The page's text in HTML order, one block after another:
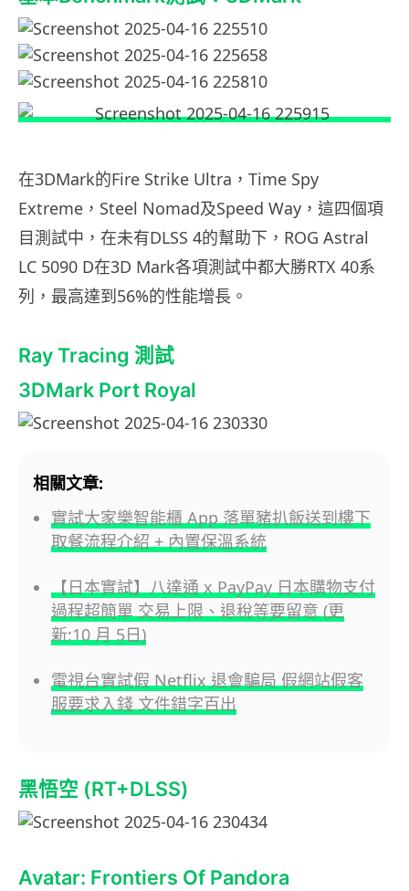
在3DMark的Fire Strike Ultra，Time Spy
Extreme，Steel Nomad及Speed Way，這四個項
目測試中，在未有DLSS 4的幫助下，ROG Astral
LC 5090 D在3D Mark各項測試中都大勝RTX 40系
列，最高達到56%的性能增長。
Ray Tracing 測試
3DMark Port Royal
相關文章:
實試大家樂智能櫃 App 落單豬扒飯送到樓下
取餐流程介紹 + 內置保溫系統
【日本實試】八達通 x PayPay 日本購物支付
過程超簡單 交易上限、退稅等要留意 (更
新:10 月 5日)
電視台實試假 Netflix 退會騙局 假網站假客
服要求入錢 文件錯字百出
黑悟空 (RT+DLSS)
Avatar: Frontiers Of Pandora